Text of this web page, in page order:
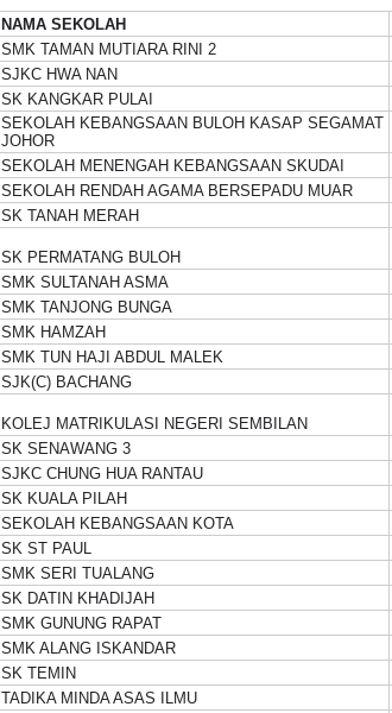
NAMA SEKOLAH
SMK TAMAN MUTIARA RINI 2
SJKC HWA NAN
SK KANGKAR PULAI
SEKOLAH KEBANGSAAN BULOH KASAP SEGAMAT
JOHOR
SEKOLAH MENENGAH KEBANGSAAN SKUDAI
SEKOLAH RENDAH AGAMA BERSEPADU MUAR
SK TANAH MERAH
SK PERMATANG BULOH
SMK SULTANAH ASMA
SMK TANJONG BUNGA
SMK HAMZAH
SMK TUN HAJI ABDUL MALEK
SJK(C) BACHANG
KOLEJ MATRIKULASI NEGERI SEMBILAN
SK SENAWANG 3
SJKC CHUNG HUA RANTAU
SK KUALA PILAH
SEKOLAH KEBANGSAAN KOTA
SK ST PAUL
SMK SERI TUALANG
SK DATIN KHADIJAH
SMK GUNUNG RAPAT
SMK ALANG ISKANDAR
SK TEMIN
TADIKA MINDA ASAS ILMU